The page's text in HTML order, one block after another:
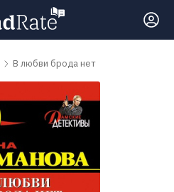
В любви брода нет